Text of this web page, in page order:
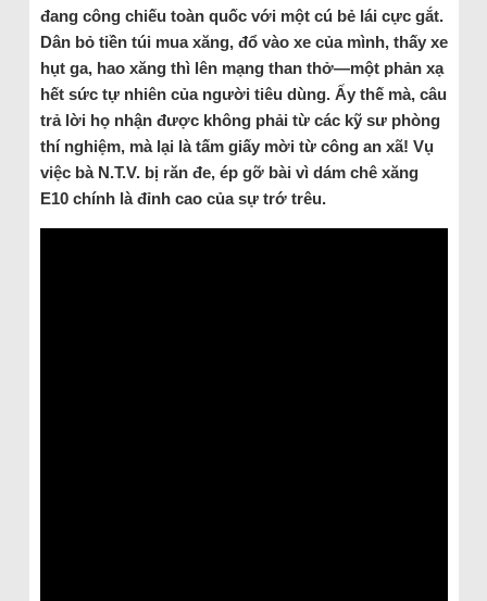
đang công chiếu toàn quốc với một cú bẻ lái cực gắt.
Dân bỏ tiền túi mua xăng, đổ vào xe của mình, thấy xe
hụt ga, hao xăng thì lên mạng than thở—một phản xạ
hết sức tự nhiên của người tiêu dùng. Ấy thế mà, câu
trả lời họ nhận được không phải từ các kỹ sư phòng
thí nghiệm, mà lại là tấm giấy mời từ công an xã! Vụ
việc bà N.T.V. bị răn đe, ép gỡ bài vì dám chê xăng
E10 chính là đỉnh cao của sự trớ trêu.